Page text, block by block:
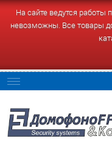
На сайте ведутся работы
невозможны. Все товары